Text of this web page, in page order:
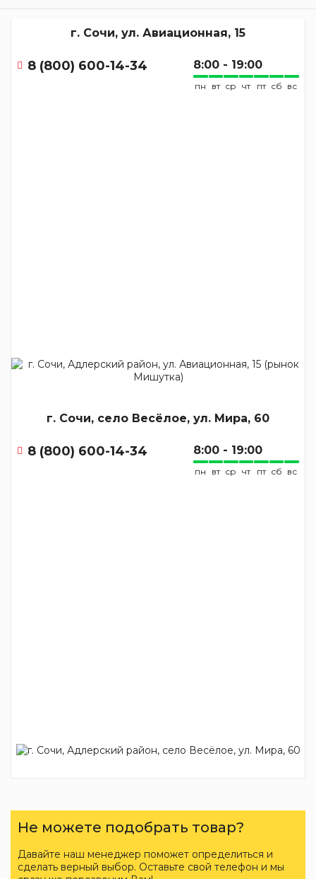
г. Сочи, ул. Авиационная, 15
8 (800) 600-14-34 8:00 - 19:00
пн вт ср чт пт сб вс
г. Сочи, село Весёлое, ул. Мира, 60
8 (800) 600-14-34 8:00 - 19:00
пн вт ср чт пт сб вс
Не можете подобрать товар?
Давайте наш менеджер поможет определиться и
сделать верный выбор. Оставьте свой телефон и мы